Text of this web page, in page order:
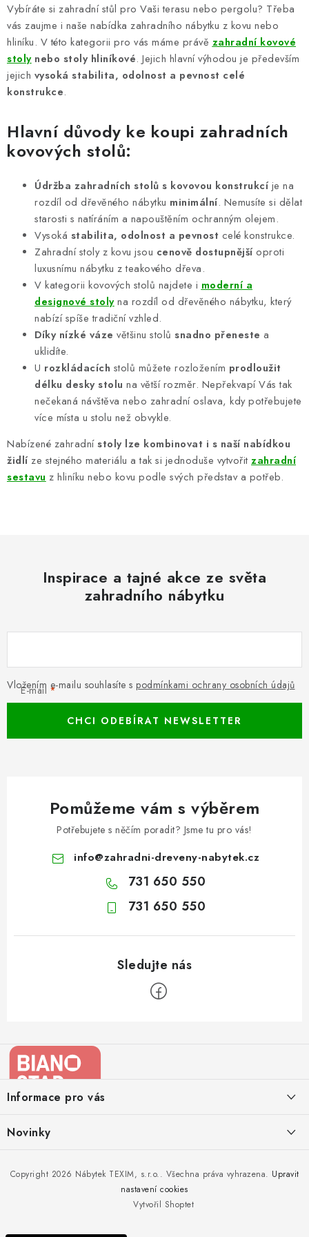
á
d
a
c
í
p
v
k
Vybíráte si zahradní stůl pro Vaši terasu nebo pergolu? Třeba
vás zaujme i naše nabídka zahradního nábytku z kovu nebo
hliníku. V této kategorii pro vás máme právě zahradní kovové
stolynebo stoly hliníkové. Jejich hlavní výhodou je především
jejich vysoká stabilita, odolnost a pevnost celé
konstrukce.
Hlavní důvody ke koupi zahradních
kovových stolů:
Údržba zahradních stolů s kovovou konstrukcíje na
rozdíl od dřevěného nábytku minimální. Nemusíte si dělat
starosti s natíráním a napouštěním ochranným olejem.
Vysoká stabilita, odolnost a pevnost celé konstrukce.
Zahradní stoly z kovu jsou cenově dostupnějšíoproti
luxusnímu nábytku z teakového dřeva.
V kategorii kovových stolů najdete i moderní a
designové stolyna rozdíl od dřevěného nábytku, který
nabízí spíše tradiční vzhled.
Díky nízké váze většinu stolů snadno přeneste a
uklidíte.
U rozkládacích stolů můžete rozložením prodloužit
délku desky stolu na větší rozměr. Nepřekvapí Vás tak
nečekaná návštěva nebo zahradní oslava, kdy potřebujete
více místa u stolu než obvykle.
Nabízené zahradnístoly lze kombinovat i s naší nabídkou
židlíze stejného materiálu a tak si jednoduše vytvořit zahradní
sestavu z hliníku nebo kovu podle svých představ a potřeb.
Inspirace a tajné akce ze světa
zahradního nábytku
E-mail
Vložením e-mailu souhlasíte s podmínkami ochrany osobních údajů
CHCI ODEBÍRAT NEWSLETTER
Pomůžeme vám s výběrem
Potřebujete s něčím poradit? Jsme tu pro vás!
info@zahradni-dreveny-nabytek.cz
731 650 550
731 650 550
aInformace pro vás
Kontakty
Doprava nábytku k Vám
Novinky
to!
Nakupujte zahradní nábytek i v ziměVytvořil Shoptet
Copyright 2026 Nábytek TEXIM, s.r.o.. Všechna práva vyhrazena. Upravit
nastavení cookies